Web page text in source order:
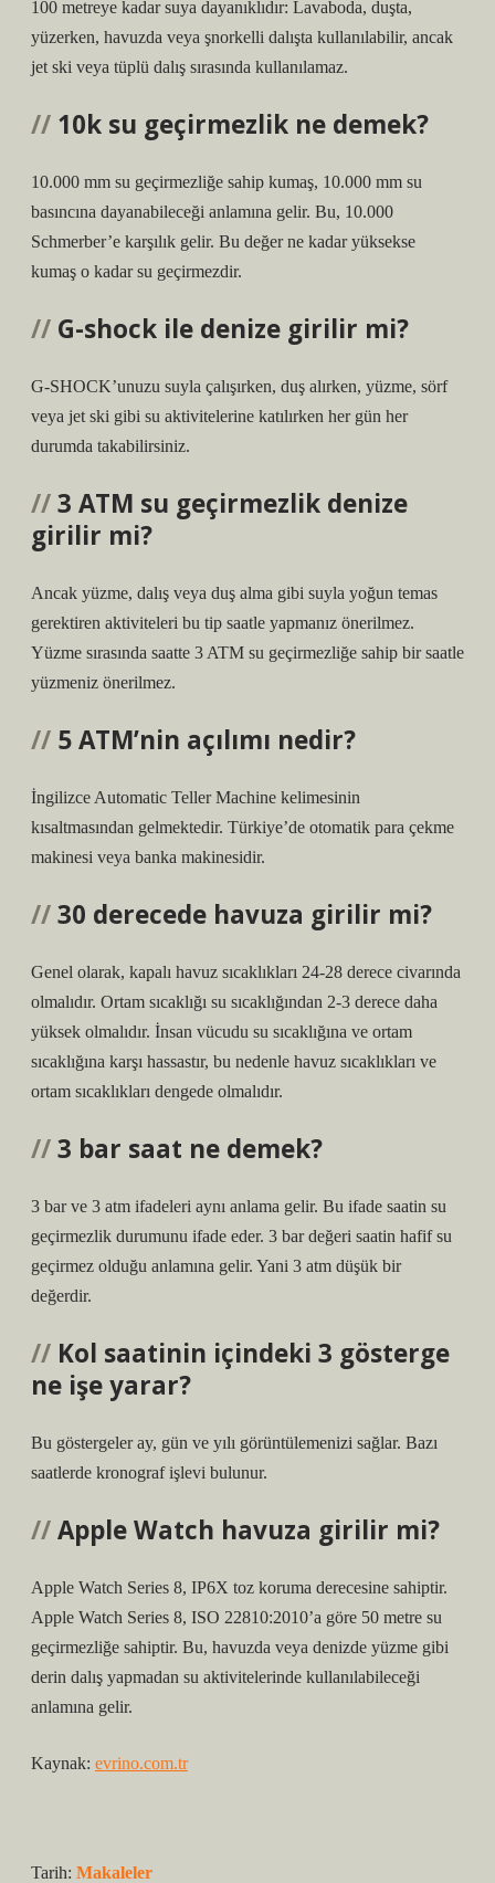
100 metreye kadar suya dayanıklıdır: Lavaboda, duşta,
yüzerken, havuzda veya şnorkelli dalışta kullanılabilir, ancak
jet ski veya tüplü dalış sırasında kullanılamaz.
10k su geçirmezlik ne demek?
10.000 mm su geçirmezliğe sahip kumaş, 10.000 mm su
basıncına dayanabileceği anlamına gelir. Bu, 10.000
Schmerber’e karşılık gelir. Bu değer ne kadar yüksekse
kumaş o kadar su geçirmezdir.
G-shock ile denize girilir mi?
G-SHOCK’unuzu suyla çalışırken, duş alırken, yüzme, sörf
veya jet ski gibi su aktivitelerine katılırken her gün her
durumda takabilirsiniz.
3 ATM su geçirmezlik denize
girilir mi?
Ancak yüzme, dalış veya duş alma gibi suyla yoğun temas
gerektiren aktiviteleri bu tip saatle yapmanız önerilmez.
Yüzme sırasında saatte 3 ATM su geçirmezliğe sahip bir saatle
yüzmeniz önerilmez.
5 ATM’nin açılımı nedir?
İngilizce Automatic Teller Machine kelimesinin
kısaltmasından gelmektedir. Türkiye’de otomatik para çekme
makinesi veya banka makinesidir.
30 derecede havuza girilir mi?
Genel olarak, kapalı havuz sıcaklıkları 24-28 derece civarında
olmalıdır. Ortam sıcaklığı su sıcaklığından 2-3 derece daha
yüksek olmalıdır. İnsan vücudu su sıcaklığına ve ortam
sıcaklığına karşı hassastır, bu nedenle havuz sıcaklıkları ve
ortam sıcaklıkları dengede olmalıdır.
3 bar saat ne demek?
3 bar ve 3 atm ifadeleri aynı anlama gelir. Bu ifade saatin su
geçirmezlik durumunu ifade eder. 3 bar değeri saatin hafif su
geçirmez olduğu anlamına gelir. Yani 3 atm düşük bir
değerdir.
Kol saatinin içindeki 3 gösterge
ne işe yarar?
Bu göstergeler ay, gün ve yılı görüntülemenizi sağlar. Bazı
saatlerde kronograf işlevi bulunur.
Apple Watch havuza girilir mi?
Apple Watch Series 8, IP6X toz koruma derecesine sahiptir.
Apple Watch Series 8, ISO 22810:2010’a göre 50 metre su
geçirmezliğe sahiptir. Bu, havuzda veya denizde yüzme gibi
derin dalış yapmadan su aktivitelerinde kullanılabileceği
anlamına gelir.
Kaynak: evrino.com.tr
Tarih: Makaleler